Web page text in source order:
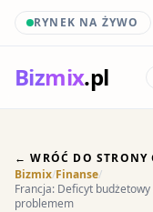
RYNEK NA ŻYWO
Bizmix.pl
← WRÓĆ DO STRONY
Bizmix/Finanse/
Francja: Deficyt
problemem